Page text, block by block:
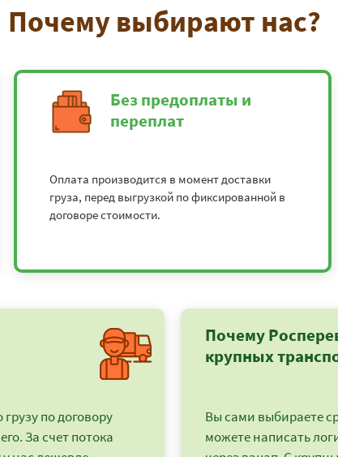
Почему выбирают нас?
Без предоплаты и
переплат
Оплата производится в момент доставки
груза, перед выгрузкой по фиксированной в
договоре стоимости.
по договору
За счет потока
Почему
крупных
Вы сами выбираете
можете написать